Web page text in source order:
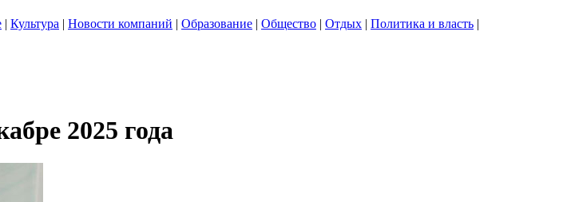
| Культура | Новости компаний | Образование | Общество | Отдых | Политика и власть |
2025 года